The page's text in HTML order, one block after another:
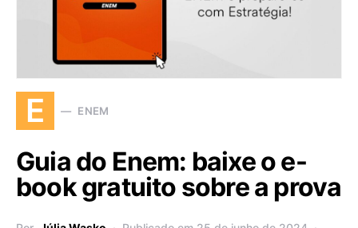
E ENEM
Guia do Enem: baixe o e-
book gratuito sobre a prova